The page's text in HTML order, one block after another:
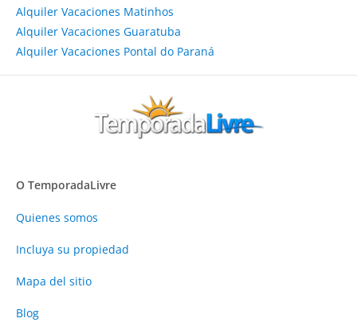
Alquiler Vacaciones Matinhos
Alquiler Vacaciones Guaratuba
Alquiler Vacaciones Pontal do Paraná
O TemporadaLivre
Quienes somos
Incluya su propiedad
Mapa del sitio
Blog